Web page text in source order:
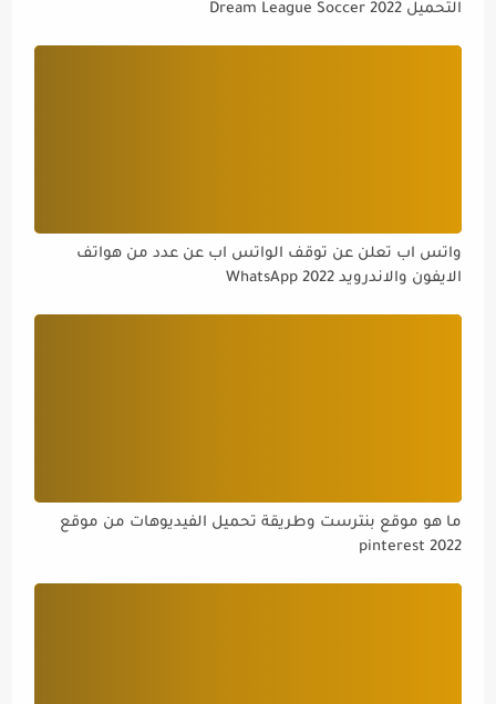
التحميل Dream League Soccer 2022
واتس اب تعلن عن توقف الواتس اب عن عدد من هواتف
الايفون والاندرويد WhatsApp 2022
ما هو موقع بنترست وطريقة تحميل الفيديوهات من موقع
pinterest 2022